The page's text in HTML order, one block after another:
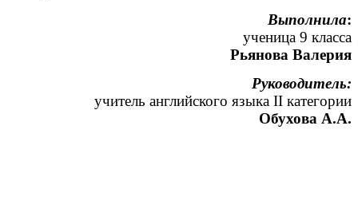
Выполнила:
ученица 9 класса
Рьянова Валерия
Руководитель:
учитель английского языка II категории
Обухова А.А.